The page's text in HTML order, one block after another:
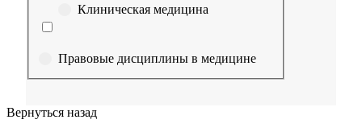
Клиническая медицина
Правовые дисциплины в медицине
Вернуться назад